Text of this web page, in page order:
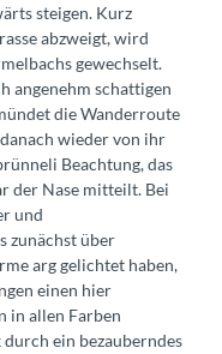
steigen. Kurz
abzweigt, wird
gewechselt.
angenehm schattigen
die Wanderroute
wieder von ihr
Beachtung, das
der Nase mitteilt. Bei
und
zunächst über
arg gelichtet haben,
einen hier
in allen Farben
ein bezauberndes